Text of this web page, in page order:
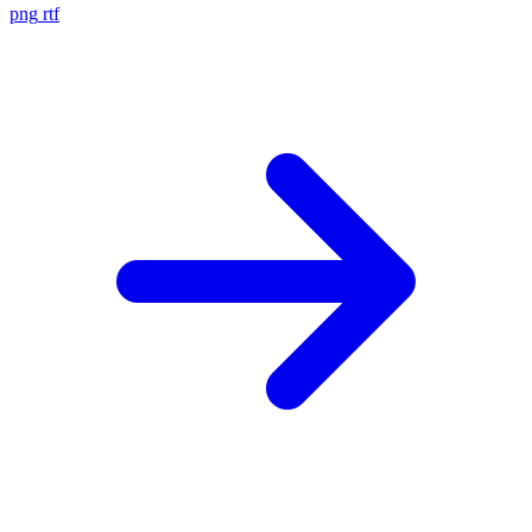
png rtf